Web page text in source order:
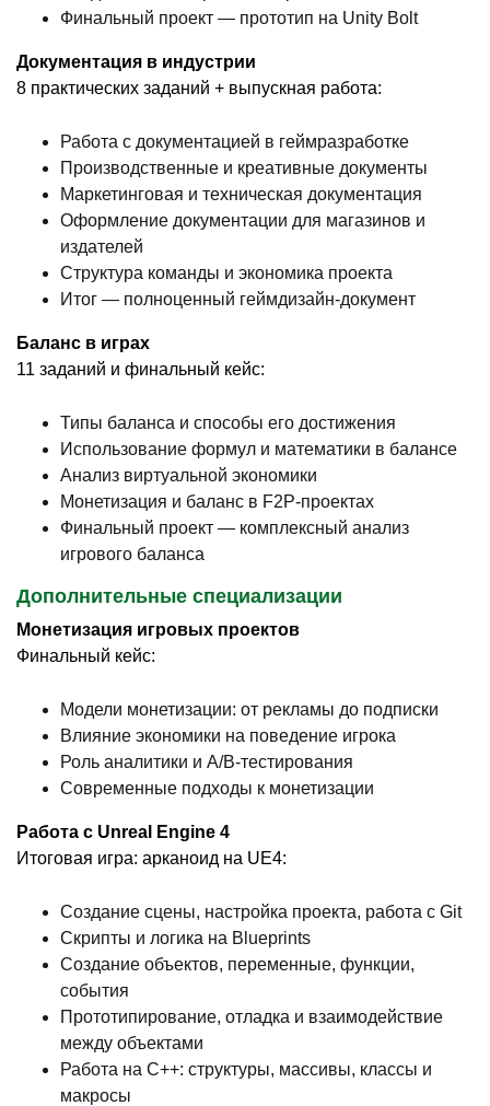
Финальный проект — прототип на Unity Bolt
Документация в индустрии
8 практических заданий + выпускная работа:
Работа с документацией в геймразработке
Производственные и креативные документы
Маркетинговая и техническая документация
Оформление документации для магазинов и
издателей
Структура команды и экономика проекта
Итог — полноценный геймдизайн-документ
Баланс в играх
11 заданий и финальный кейс:
Типы баланса и способы его достижения
Использование формул и математики в балансе
Анализ виртуальной экономики
Монетизация и баланс в F2P-проектах
Финальный проект — комплексный анализ
игрового баланса
Дополнительные специализации
Монетизация игровых проектов
Финальный кейс:
Модели монетизации: от рекламы до подписки
Влияние экономики на поведение игрока
Роль аналитики и A/B-тестирования
Современные подходы к монетизации
Работа с Unreal Engine 4
Итоговая игра: арканоид на UE4:
Создание сцены, настройка проекта, работа с Git
Скрипты и логика на Blueprints
Создание объектов, переменные, функции,
события
Прототипирование, отладка и взаимодействие
между объектами
Работа на C++: структуры, массивы, классы и
макросы